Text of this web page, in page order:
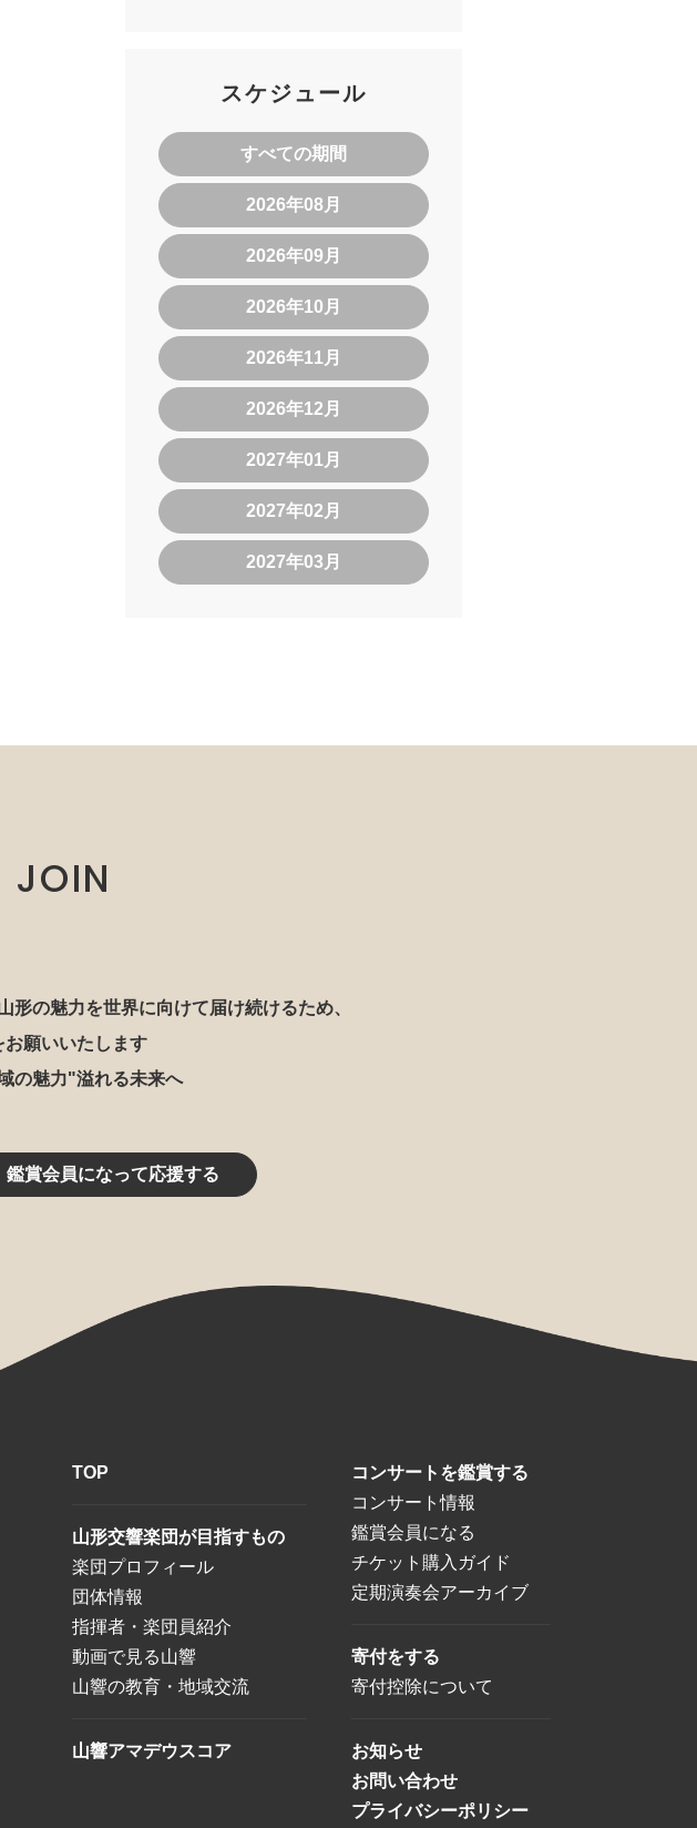
スケジュール
すべての期間
2026年08月
2026年09月
2026年10月
2026年11月
2026年12月
2027年01月
2027年02月
2027年03月
JOIN
の魅力を世界に向けて届け続けるため、
願いいたします
の魅力"溢れる未来へ
鑑賞会員になって応援する
TOP
山形交響楽団が目指すもの
楽団プロフィール
団体情報
指揮者・楽団員紹介
動画で見る山響
山響の教育・地域交流
山響アマデウスコア
コンサートを鑑賞する
コンサート情報
鑑賞会員になる
チケット購入ガイド
定期演奏会アーカイブ
寄付をする
寄付控除について
お知らせ
お問い合わせ
プライバシーポリシー